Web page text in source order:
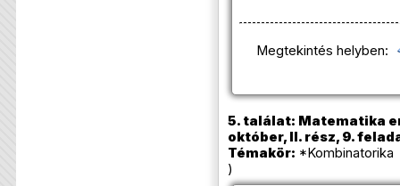
Megtekintés helyben:
5. találat: Matematika
október, II. rész, 9.
Témakör: *Kombinatorika
)